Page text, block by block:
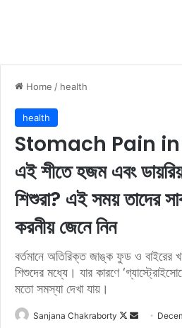
Home / health
health
Stomach Pain
এই শীতে হজম এবং
শিশুরা? এই সময় তাদের
করনীয় জেনে নিন
বর্তমানে অতিরিক্ত জাঙ্ক ফুড ও বাইরের
শিশুদের মধ্যে। যার কারণে
মতো সমস্যা দেখা যায়।
Sanjana Chakraborty
F